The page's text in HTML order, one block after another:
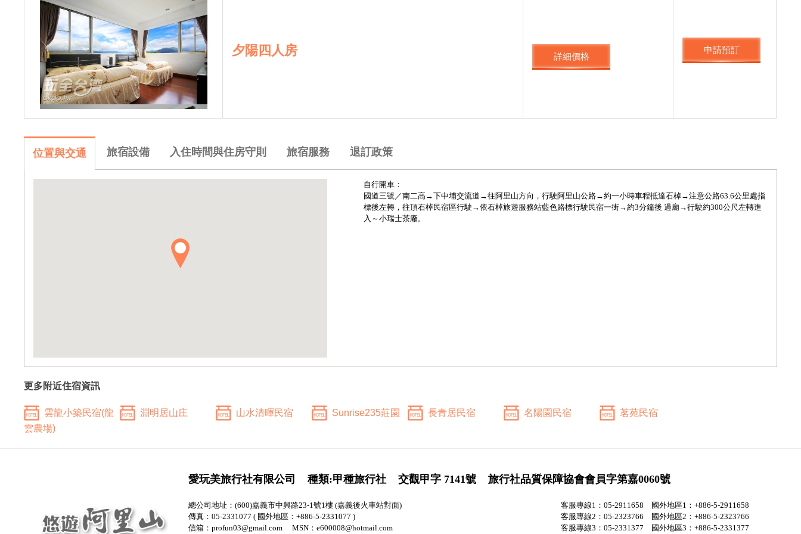
夕陽四人房 詳細價格
申請預訂
位置與交通 旅宿設備 入住時間與住房守則 旅宿服務 退訂政策
自行開車：
國道三號／南二高→下中埔交流道→往阿里山方向，行駛阿里山公路→約一小時車程抵達石棹→注意公路63.6公里處指
標後左轉，往頂石棹民宿區行駛→依石棹旅遊服務站藍色路標行駛民宿一街→約3分鐘後 過廟→行駛約300公尺左轉進
入～小瑞士茶廠。
更多附近住宿資訊
雲龍小築民宿(龍
雲農場)
淵明居山庄 山水清暉民宿 Sunrise235莊園 長青居民宿 名陽園民宿 茗苑民宿
愛玩美旅行社有限公司 種類:甲種旅行社 交觀甲字 7141號 旅行社品質保障協會會員字第嘉0060號
總公司地址：(600)嘉義市中興路23-1號1樓 (嘉義後火車站對面)
傳真：05-2331077 ( 國外地區：+886-5-2331077 )
信箱：profun03@gmail.com MSN：e600008@hotmail.com
客服專線1：05-2911658 國外地區1：+886-5-2911658
客服專線2：05-2323766 國外地區2：+886-5-2323766
客服專線3：05-2331377 國外地區3：+886-5-2331377